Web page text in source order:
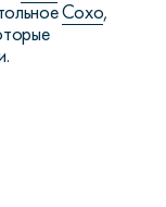
Сохо,